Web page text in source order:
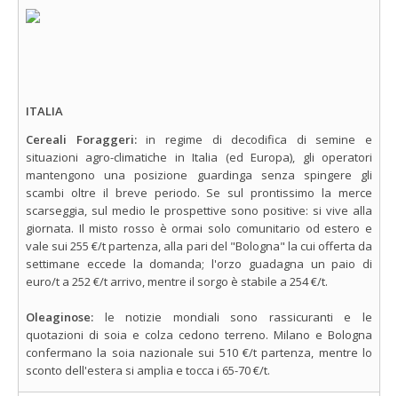
ITALIA
Cereali Foraggeri:in regime di decodifica di semine e
situazioni agro-climatiche in Italia (ed Europa), gli operatori
mantengono una posizione guardinga senza spingere gli
scambi oltre il breve periodo. Se sul prontissimo la merce
scarseggia, sul medio le prospettive sono positive: si vive alla
giornata. Il misto rosso è ormai solo comunitario od estero e
vale sui 255 €/t partenza, alla pari del "Bologna" la cui offerta da
settimane eccede la domanda; l'orzo guadagna un paio di
euro/t a 252 €/t arrivo, mentre il sorgo è stabile a 254 €/t.
Oleaginose: le notizie mondiali sono rassicuranti e le
quotazioni di soia e colza cedono terreno. Milano e Bologna
confermano la soia nazionale sui 510 €/t partenza, mentre lo
sconto dell'estera si amplia e tocca i 65-70 €/t.